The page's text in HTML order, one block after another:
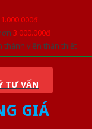
1.000.000đ
3.000.000đ
thành viên thân thiết
TƯ VẤN
GIÁ